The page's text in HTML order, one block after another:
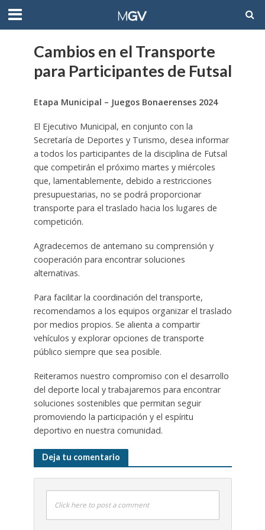
Cambios en el Transporte
para Participantes de Futsal
Etapa Municipal – Juegos Bonaerenses 2024
El Ejecutivo Municipal, en conjunto con la
Secretaría de Deportes y Turismo, desea informar
a todos los participantes de la disciplina de Futsal
que competirán el próximo martes y miércoles
que, lamentablemente, debido a restricciones
presupuestarias, no se podrá proporcionar
transporte para el traslado hacia los lugares de
competición.
Agradecemos de antemano su comprensión y
cooperación para encontrar soluciones
alternativas.
Para facilitar la coordinación del transporte,
recomendamos a los equipos organizar el traslado
por medios propios. Se alienta a compartir
vehículos y explorar opciones de transporte
público siempre que sea posible.
Reiteramos nuestro compromiso con el desarrollo
del deporte local y trabajaremos para encontrar
soluciones sostenibles que permitan seguir
promoviendo la participación y el espíritu
deportivo en nuestra comunidad.
Deja tu comentario
Click here to post a comment